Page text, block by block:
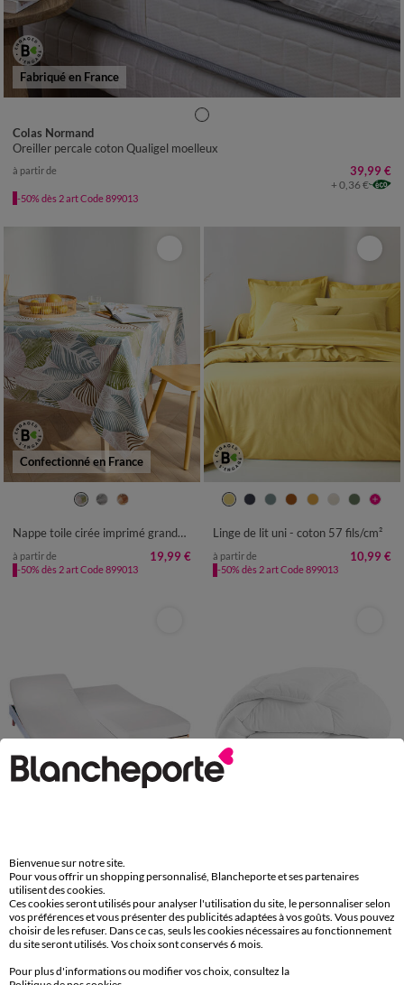
Fabriqué en France
Colas Normand
Oreiller percale coton Qualigel moelleux
à partir de 39,99 €
+ 0,36 €
-50% dès 2 art Code 899013
Confectionné en France
Nappe toile cirée imprimé grandes feuilles
à partir de 19,99 €
-50% dès 2 art Code 899013
Linge de lit uni - coton 57 fils/cm²
à partir de 10,99 €
-50% dès 2 art Code 899013
Drap-housse uni sommier articulé coton 57 fils/cm² - bonnet 26 cm
à partir de 34,99 €
-50% dès 2 art Code 899013
Couette Dodo® thermorégulante Suprelle Climat 400 g/m²
à partir de 89,99 €
Bienvenue sur notre site.
Pour vous offrir un shopping personnalisé, Blancheporte et ses partenaires
utilisent des cookies.
Ces cookies seront utilisés pour analyser l'utilisation du site, le personnaliser selon
vos préférences et vous présenter des publicités adaptées à vos goûts. Vous pouvez
choisir de les refuser. Dans ce cas, seuls les cookies nécessaires au fonctionnement
du site seront utilisés. Vos choix sont conservés 6 mois.
Pour plus d'informations ou modifier vos choix, consultez la